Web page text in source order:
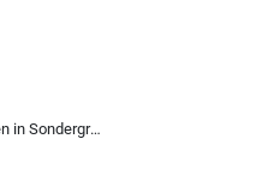
Hochflor-Teppich Glanzing, zwei Farben in Sondergrößen und Formen, zum Qm-Preis von (Kopie)